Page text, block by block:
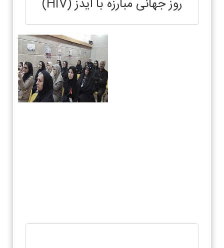
روز جهانی مبارزه با ایدز (HIV)